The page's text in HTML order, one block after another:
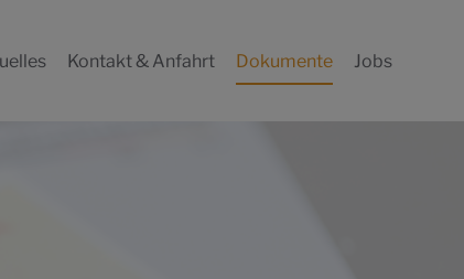
Kontakt & Anfahrt Dokumente Jobs